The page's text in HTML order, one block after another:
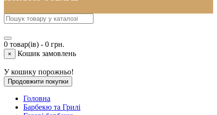
0 товар(ів) - 0 грн.
× Кошик замовлень
У кошику порожньо!
Продовжити покупки
Головна
Барбекю та Грилі